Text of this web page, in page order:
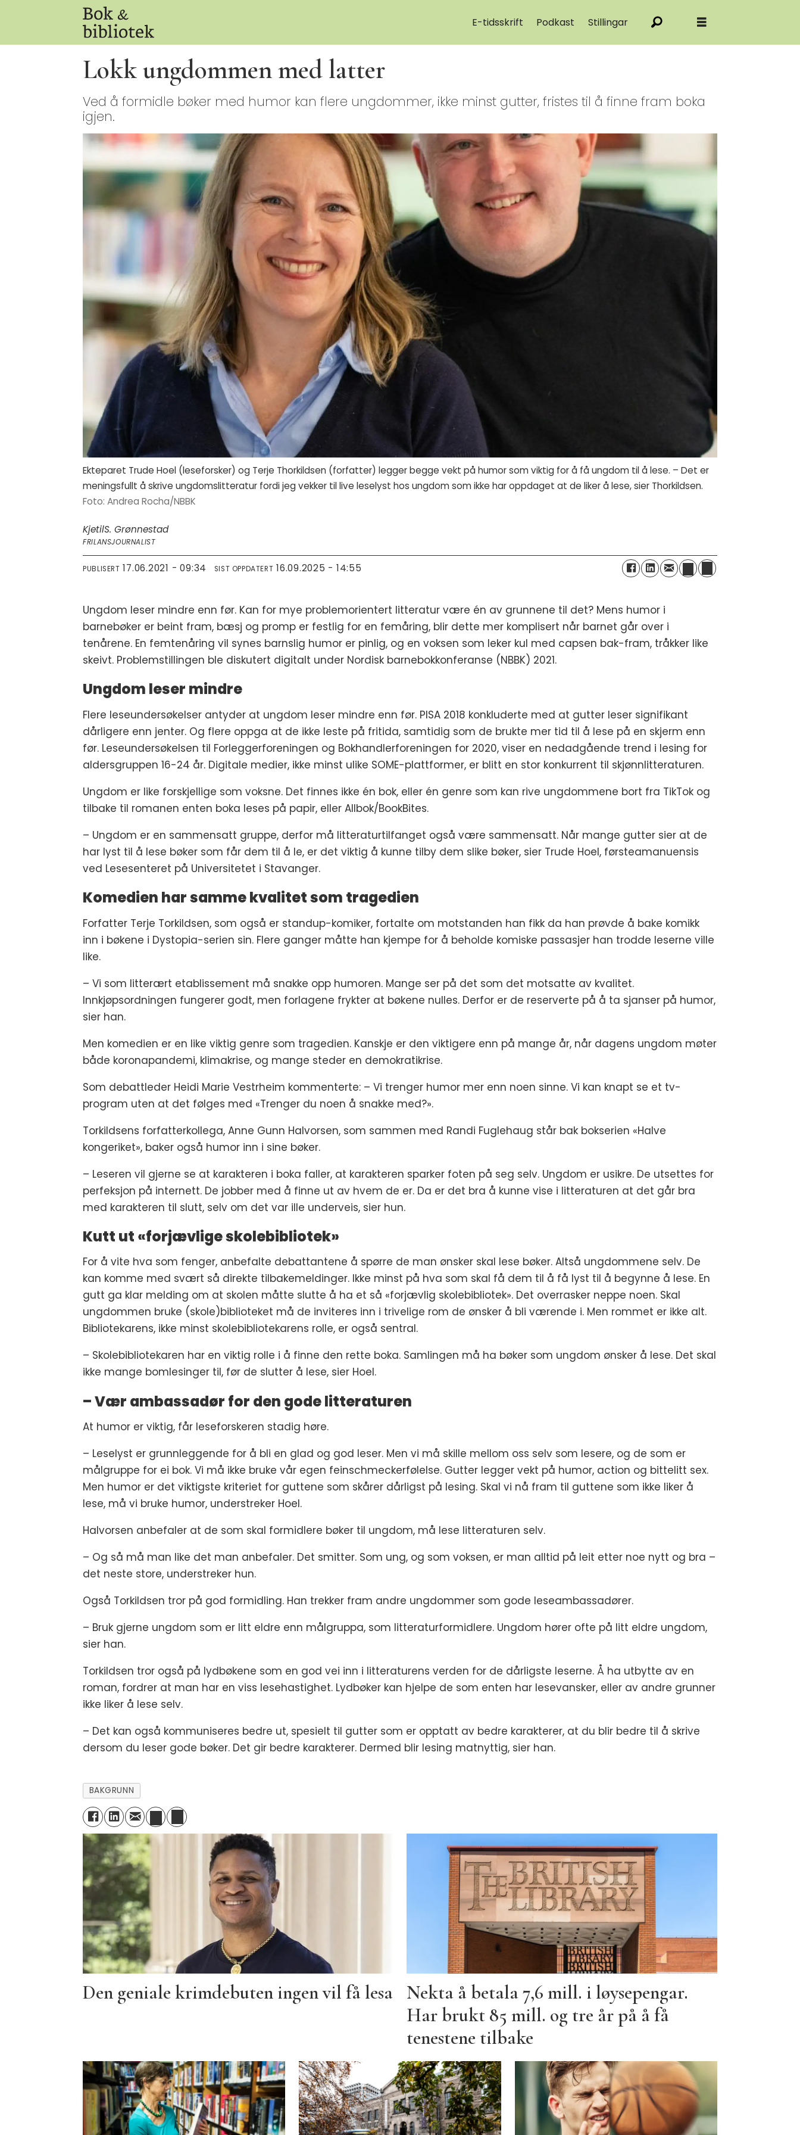
E-tidsskrift Podkast Stillingar
Lokk ungdommen med latter
Ved å formidle bøker med humor kan flere ungdommer, ikke minst gutter, fristes til å finne fram boka
igjen.
Ekteparet Trude Hoel (leseforsker) og Terje Thorkildsen (forfatter) legger begge vekt på humor som viktig for å få ungdom til å lese. – Det er
meningsfullt å skrive ungdomslitteratur fordi jeg vekker til live leselyst hos ungdom som ikke har oppdaget at de liker å lese, sier Thorkildsen.
Andrea Rocha/NBBK
KjetilS. Grønnestad
FRILANSJOURNALIST
PUBLISERT 17.06.2021 - 09:34 SIST OPPDATERT 16.09.2025 - 14:55
Ungdom leser mindre enn før. Kan for mye problemorientert litteratur være én av grunnene til det? Mens humor i
barnebøker er beint fram, bæsj og promp er festlig for en femåring, blir dette mer komplisert når barnet går over i
tenårene. En femtenåring vil synes barnslig humor er pinlig, og en voksen som leker kul med capsen bak-fram, tråkker like
skeivt. Problemstillingen ble diskutert digitalt under Nordisk barnebokkonferanse (NBBK) 2021.
Ungdom leser mindre
Flere leseundersøkelser antyder at ungdom leser mindre enn før. PISA 2018 konkluderte med at gutter leser signifikant
dårligere enn jenter. Og flere oppga at de ikke leste på fritida, samtidig som de brukte mer tid til å lese på en skjerm enn
før. Leseundersøkelsen til Forleggerforeningen og Bokhandlerforeningen for 2020, viser en nedadgående trend i lesing for
aldersgruppen 16-24 år. Digitale medier, ikke minst ulike SOME-plattformer, er blitt en stor konkurrent til skjønnlitteraturen.
Ungdom er like forskjellige som voksne. Det finnes ikke én bok, eller én genre som kan rive ungdommene bort fra TikTok og
tilbake til romanen enten boka leses på papir, eller Allbok/BookBites.
– Ungdom er en sammensatt gruppe, derfor må litteraturtilfanget også være sammensatt. Når mange gutter sier at de
har lyst til å lese bøker som får dem til å le, er det viktig å kunne tilby dem slike bøker, sier Trude Hoel, førsteamanuensis
ved Lesesenteret på Universitetet i Stavanger.
Komedien har samme kvalitet som tragedien
Forfatter Terje Torkildsen, som også er standup-komiker, fortalte om motstanden han fikk da han prøvde å bake komikk
inn i bøkene i Dystopia-serien sin. Flere ganger måtte han kjempe for å beholde komiske passasjer han trodde leserne ville
like.
– Vi som litterært etablissement må snakke opp humoren. Mange ser på det som det motsatte av kvalitet.
Innkjøpsordningen fungerer godt, men forlagene frykter at bøkene nulles. Derfor er de reserverte på å ta sjanser på humor,
sier han.
Men komedien er en like viktig genre som tragedien. Kanskje er den viktigere enn på mange år, når dagens ungdom møter
både koronapandemi, klimakrise, og mange steder en demokratikrise.
Som debattleder Heidi Marie Vestrheim kommenterte: – Vi trenger humor mer enn noen sinne. Vi kan knapt se et tv-
program uten at det følges med «Trenger du noen å snakke med?».
Torkildsens forfatterkollega, Anne Gunn Halvorsen, som sammen med Randi Fuglehaug står bak bokserien «Halve
kongeriket», baker også humor inn i sine bøker.
– Leseren vil gjerne se at karakteren i boka faller, at karakteren sparker foten på seg selv. Ungdom er usikre. De utsettes for
perfeksjon på internett. De jobber med å finne ut av hvem de er. Da er det bra å kunne vise i litteraturen at det går bra
med karakteren til slutt, selv om det var ille underveis, sier hun.
Kutt ut «forjævlige skolebibliotek»
For å vite hva som fenger, anbefalte debattantene å spørre de man ønsker skal lese bøker. Altså ungdommene selv. De
kan komme med svært så direkte tilbakemeldinger. Ikke minst på hva som skal få dem til å få lyst til å begynne å lese. En
gutt ga klar melding om at skolen måtte slutte å ha et så «forjævlig skolebibliotek». Det overrasker neppe noen. Skal
ungdommen bruke (skole)biblioteket må de inviteres inn i trivelige rom de ønsker å bli værende i. Men rommet er ikke alt.
Bibliotekarens, ikke minst skolebibliotekarens rolle, er også sentral.
– Skolebibliotekaren har en viktig rolle i å finne den rette boka. Samlingen må ha bøker som ungdom ønsker å lese. Det skal
ikke mange bomlesinger til, før de slutter å lese, sier Hoel.
– Vær ambassadør for den gode litteraturen
At humor er viktig, får leseforskeren stadig høre.
– Leselyst er grunnleggende for å bli en glad og god leser. Men vi må skille mellom oss selv som lesere, og de som er
målgruppe for ei bok. Vi må ikke bruke vår egen feinschmeckerfølelse. Gutter legger vekt på humor, action og bittelitt sex.
Men humor er det viktigste kriteriet for guttene som skårer dårligst på lesing. Skal vi nå fram til guttene som ikke liker å
lese, må vi bruke humor, understreker Hoel.
Halvorsen anbefaler at de som skal formidlere bøker til ungdom, må lese litteraturen selv.
– Og så må man like det man anbefaler. Det smitter. Som ung, og som voksen, er man alltid på leit etter noe nytt og bra –
det neste store, understreker hun.
Også Torkildsen tror på god formidling. Han trekker fram andre ungdommer som gode leseambassadører.
– Bruk gjerne ungdom som er litt eldre enn målgruppa, som litteraturformidlere. Ungdom hører ofte på litt eldre ungdom,
sier han.
Torkildsen tror også på lydbøkene som en god vei inn i litteraturens verden for de dårligste leserne. Å ha utbytte av en
roman, fordrer at man har en viss lesehastighet. Lydbøker kan hjelpe de som enten har lesevansker, eller av andre grunner
ikke liker å lese selv.
– Det kan også kommuniseres bedre ut, spesielt til gutter som er opptatt av bedre karakterer, at du blir bedre til å skrive
dersom du leser gode bøker. Det gir bedre karakterer. Dermed blir lesing matnyttig, sier han.
BAKGRUNN
Den geniale krimdebuten ingen vil få lesa
Nekta å betala 7,6 mill. i løysepengar.
Har brukt 85 mill. og tre år på å få
tenestene tilbake